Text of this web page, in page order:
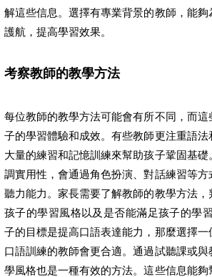
解這些信息。選擇有專業背景的教師，能
護航，提高學習效果。
考察教師的教學方法
每位教師的教學方法可能會有所不同，而
子的學習體驗和成效。有些教師更注重語法
大量的練習和記憶訓練來幫助孩子鞏固基
調實用性，會通過角色扮演、對話練習等
聽力能力。家長需要了解教師的教學方法
孩子的學習風格以及是否能滿足孩子的學
子的目標是提高口語表達能力，那麼選擇
口語訓練的教師會更合適。通過試聽課或
學風格也是一種有效的方法。這些信息能